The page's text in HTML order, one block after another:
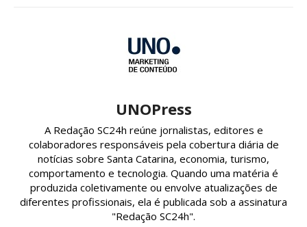
UNOPress
A Redação SC24h reúne jornalistas, editores e
colaboradores responsáveis pela cobertura diária de
notícias sobre Santa Catarina, economia, turismo,
comportamento e tecnologia. Quando uma matéria é
produzida coletivamente ou envolve atualizações de
diferentes profissionais, ela é publicada sob a assinatura
"Redação SC24h".